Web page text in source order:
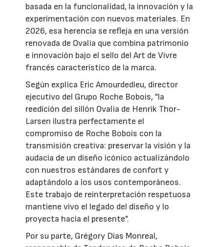
basada en la funcionalidad, la innovación y la
experimentación con nuevos materiales. En
2026, esa herencia se refleja en una versión
renovada de Ovalia que combina patrimonio
e innovación bajo el sello del Art de Vivre
francés característico de la marca.
Según explica Eric Amourdedieu, director
ejecutivo del Grupo Roche Bobois, "la
reedición del sillón Ovalia de Henrik Thor-
Larsen ilustra perfectamente el
compromiso de Roche Bobois con la
transmisión creativa: preservar la visión y la
audacia de un diseño icónico actualizándolo
con nuestros estándares de confort y
adaptándolo a los usos contemporáneos.
Este trabajo de reinterpretación respetuosa
mantiene vivo el legado del diseño y lo
proyecta hacia el presente".
Por su parte, Grégory Dias Monreal,